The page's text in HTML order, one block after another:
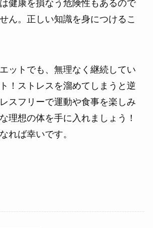
ん。正しい知識を身につけるこ
ットでも、無理なく継続してい
！ストレスを溜めてしまうと逆
スフリーで運動や食事を楽しみ
理想の体を手に入れましょう！
れば幸いです。